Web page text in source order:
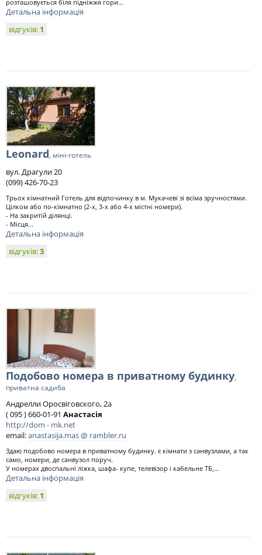
розташовується біля підніжжя гори...
Детальна інформація
відгуків: 1
Leonard, міні-готель
вул. Драгули 20
(099) 426-70-23
Трьох кімнатний Готель для відпочинку в м. Мукачеві зі всіма зручностями.
Цілком або по-кімнатно (2-х, 3-х або 4-х містні номери).
- На закритій ділянці.
- Місця...
Детальна інформація
відгуків:3
Подобово номера в приватному будинку,
приватна садиба
Андрелли Оросвіговского, 2а
( 095 ) 660-01-91 Анастасія
http://dom - mk.net
email:anastasija.mas @ rambler.ru
Здаю подобово номера в приватному будинку. є кімнати з санвузлами, а так
само, номери, де санвузол поруч.
У номерах двоспальні ліжка, шафа- купе, телевізор і кабельне ТБ,...
Детальна інформація
відгуків: 1